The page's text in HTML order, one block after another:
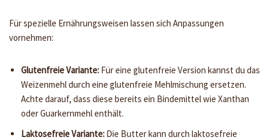
Für spezielle Ernährungsweisen lassen sich Anpassungen
vornehmen:
Glutenfreie Variante: Für eine glutenfreie Version kannst du das
Weizenmehl durch eine glutenfreie Mehlmischung ersetzen.
Achte darauf, dass diese bereits ein Bindemittel wie Xanthan
oder Guarkernmehl enthält.
Laktosefreie Variante: Die Butter kann durch laktosefreie